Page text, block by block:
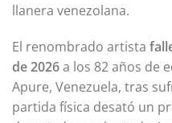
llanera venezolana.
El renombrado artista
de 2026a los 82 años de
Apure, Venezuela, tras
partida física desató un